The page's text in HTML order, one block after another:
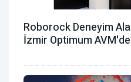
Roborock Deneyim
İzmir Optimum AVM'de